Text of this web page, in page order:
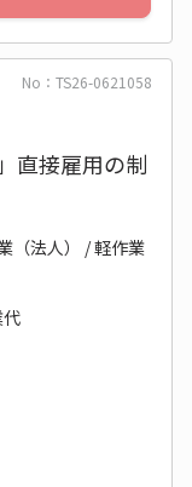
No：TS26-0621058
直接雇用の制
（法人） / 軽作業